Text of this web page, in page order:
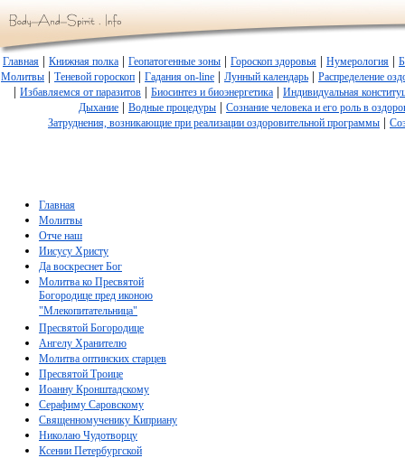
Главная | Книжная полка | Геопатогенные зоны | Гороскоп здоровья | Нумерология |
Молитвы | Теневой гороскоп | Гадания on-line | Лунный календарь | Распределение
| Избавляемся от паразитов | Биосинтез и биоэнергетика | Индивидуальная
Дыхание | Водные процедуры | Сознание человека и его роль в
Затруднения, возникающие при реализации оздоровительной программы |
Главная
Молитвы
Отче наш
Иисусу Христу
Да воскреснет Бог
Молитва ко Пресвятой
Богородице пред иконою
"Млекопитательница"
Пресвятой Богородице
Ангелу Хранителю
Молитва оптинских старцев
Пресвятой Троице
Иоанну Кронштадскому
Серафиму Саровскому
Священномученику Киприану
Николаю Чудотворцу
Ксении Петербургской